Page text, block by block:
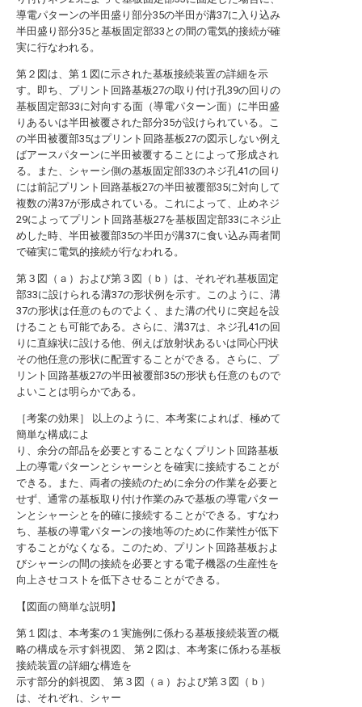
導電パターンの半田盛り部分35の半田が溝37に入り込み
半田盛り部分35と基板固定部33との間の電気的接続が確
実に行なわれる。
第２図は、第１図に示された基板接続装置の詳細を示
す。即ち、プリント回路基板27の取り付け孔39の回りの
基板固定部33に対向する面（導電パターン面）に半田盛
りあるいは半田被覆された部分35が設けられている。こ
の半田被覆部35はプリント回路基板27の図示しない例え
ばアースパターンに半田被覆することによって形成され
る。また、シャーシ側の基板固定部33のネジ孔41の回り
には前記プリント回路基板27の半田被覆部35に対向して
複数の溝37が形成されている。これによって、止めネジ
29によってプリント回路基板27を基板固定部33にネジ止
めした時、半田被覆部35の半田が溝37に食い込み両者間
で確実に電気的接続が行なわれる。
第３図（ａ）および第３図（ｂ）は、それぞれ基板固定
部33に設けられる溝37の形状例を示す。このように、溝
37の形状は任意のものでよく、また溝の代りに突起を設
けることも可能である。さらに、溝37は、ネジ孔41の回
りに直線状に設ける他、例えば放射状あるいは同心円状
その他任意の形状に配置することができる。さらに、プ
リント回路基板27の半田被覆部35の形状も任意のもので
よいことは明らかである。
［考案の効果］ 以上のように、本考案によれば、極めて
簡単な構成によ
り、余分の部品を必要とすることなくプリント回路基板
上の導電パターンとシャーシとを確実に接続することが
できる。また、両者の接続のために余分の作業を必要と
せず、通常の基板取り付け作業のみで基板の導電パター
ンとシャーシとを的確に接続することができる。すなわ
ち、基板の導電パターンの接地等のために作業性が低下
することがなくなる。このため、プリント回路基板およ
びシャーシの間の接続を必要とする電子機器の生産性を
向上させコストを低下させることができる。
【図面の簡単な説明】
第１図は、本考案の１実施例に係わる基板接続装置の概
略の構成を示す斜視図、 第２図は、本考案に係わる基板
接続装置の詳細な構造を
示す部分的斜視図、 第３図（ａ）および第３図（ｂ）
は、それぞれ、シャー